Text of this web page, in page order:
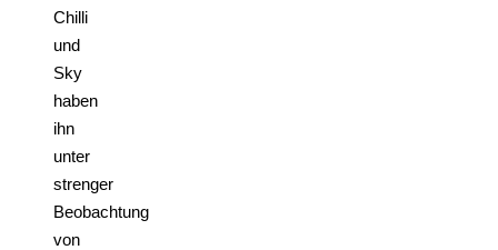
Chilli
und
Sky
haben
ihn
unter
strenger
Beobachtung
von